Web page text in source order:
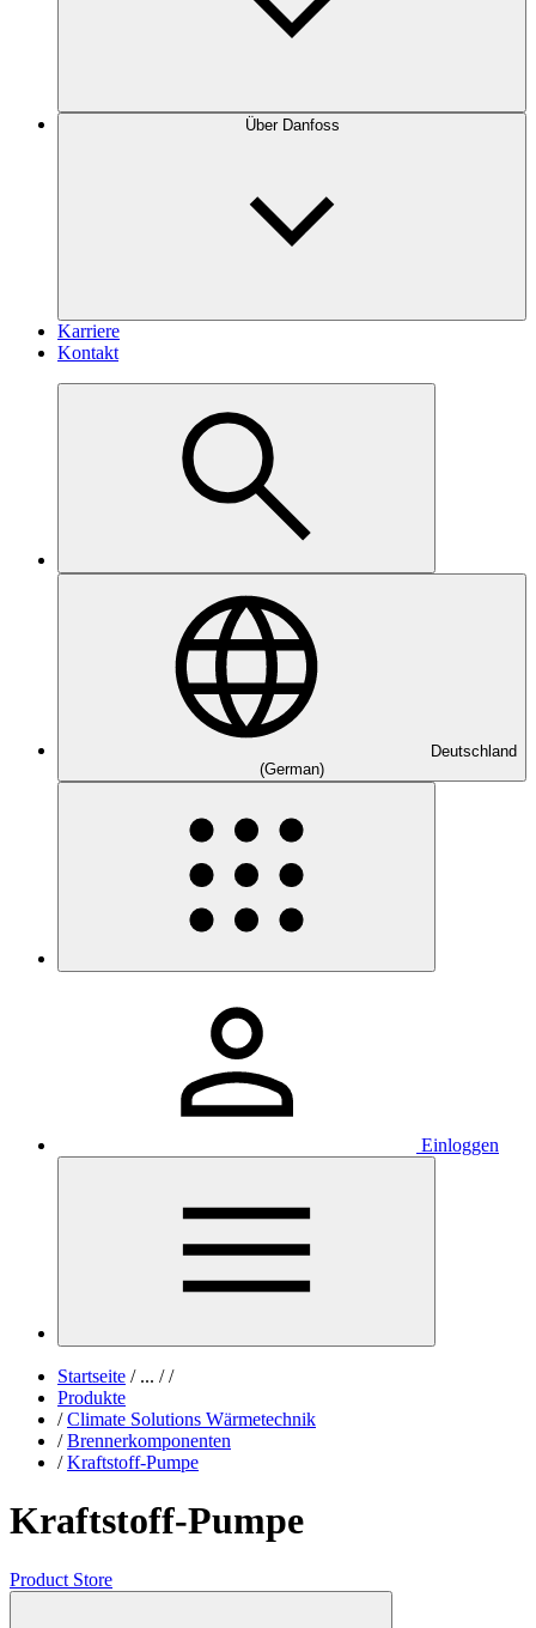
Über Danfoss
Karriere
Kontakt
Deutschland
(German)
Einloggen
Startseite /... / /
Produkte
/ Climate Solutions Wärmetechnik
/ Brennerkomponenten
/ Kraftstoff-Pumpe
Kraftstoff-Pumpe
Product Store